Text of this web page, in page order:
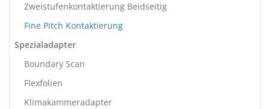
Zweistufenkontaktierung Beidseitig
Fine Pitch Kontaktierung
Spezialadapter
Boundary Scan
Flexfolien
Klimakammeradapter